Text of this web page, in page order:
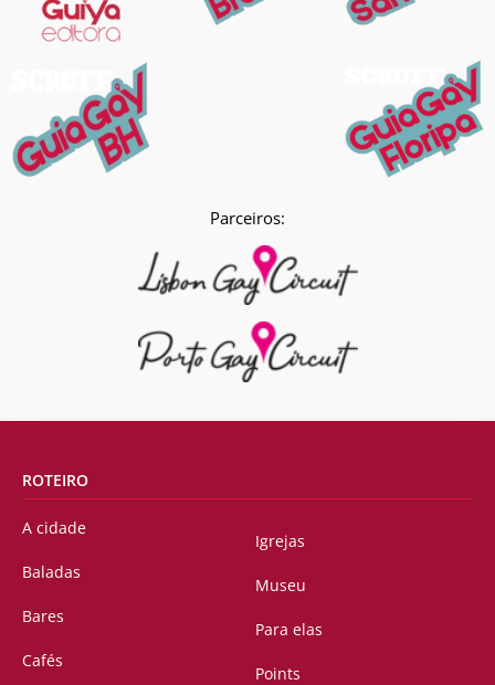
Parceiros:
ROTEIRO
A cidade
Baladas
Bares
Cafés
Igrejas
Museu
Para elas
Points